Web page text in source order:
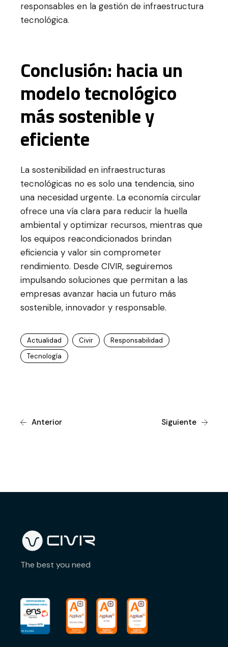
responsables en la gestión de infraestructura
tecnológica.
Conclusión: hacia un
modelo tecnológico
más sostenible y
eficiente
La sostenibilidad en infraestructuras
tecnológicas no es solo una tendencia, sino
una necesidad urgente. La economía circular
ofrece una vía clara para reducir la huella
ambiental y optimizar recursos, mientras que
los equipos reacondicionados brindan
eficiencia y valor sin comprometer
rendimiento. Desde CIVIR, seguiremos
impulsando soluciones que permitan a las
empresas avanzar hacia un futuro más
sostenible, innovador y responsable.
Actualidad Civir
Responsabilidad
Tecnología
Anterior Siguiente
The best you need